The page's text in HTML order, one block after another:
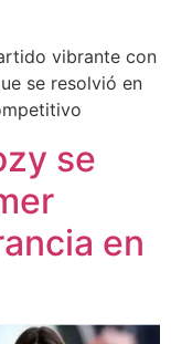
vibrante con
se resolvió en
se
en